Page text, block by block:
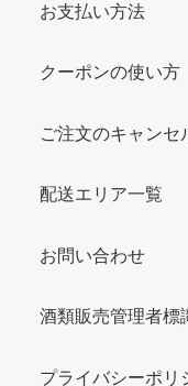
お支払い方法
クーポンの使い方
ご注文のキャンセ
配送エリア一覧
お問い合わせ
酒類販売管理者標
プライバシーポリ